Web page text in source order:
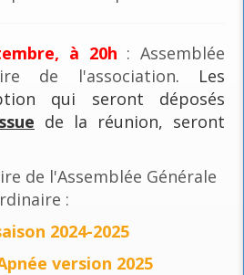
à 20h : Assemblée
de l'association. Les
qui seront déposés
de la réunion, seront
de l'Assemblée Générale
:
2024-2025
version 2025